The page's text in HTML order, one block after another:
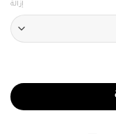
إزالة
الرياض